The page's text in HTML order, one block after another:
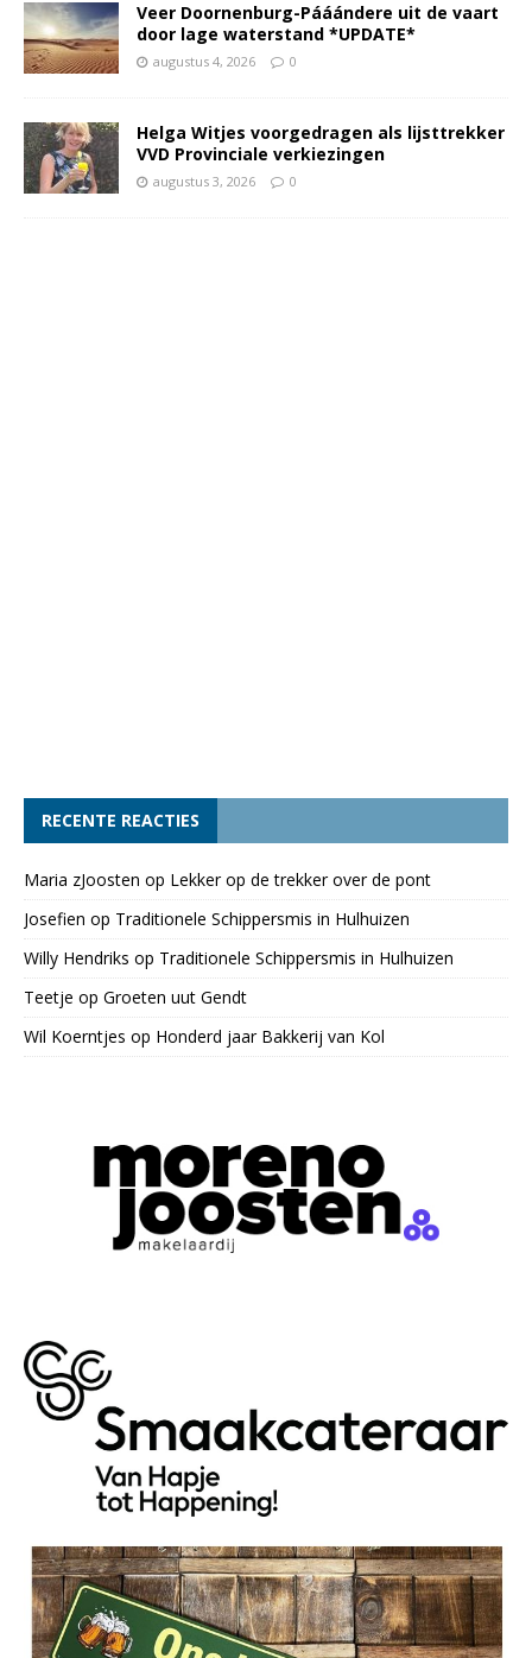
Veer Doornenburg-Pááándere uit de vaart
door lage waterstand *UPDATE*
augustus 4, 2026 0
Helga Witjes voorgedragen als lijsttrekker
VVD Provinciale verkiezingen
augustus 3, 2026 0
RECENTE REACTIES
Maria zJoosten op Lekker op de trekker over de pont
Josefien op Traditionele Schippersmis in Hulhuizen
Willy Hendriks op Traditionele Schippersmis in Hulhuizen
Teetje op Groeten uut Gendt
Wil Koerntjes op Honderd jaar Bakkerij van Kol